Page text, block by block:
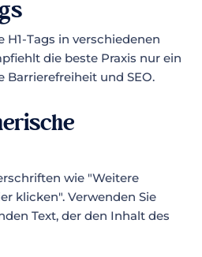
Tags in verschiedenen
die beste Praxis nur ein
Barrierefreiheit und SEO.
wie "Weitere
klicken". Verwenden Sie
Text, der den Inhalt des